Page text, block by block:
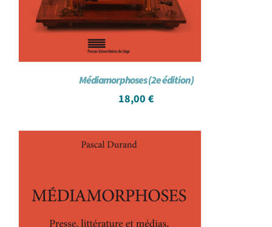
Médiamorphoses (2e édition)
18,00 €